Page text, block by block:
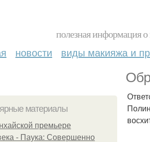
полезная информация
новости виды макияжа и
материалы
премьере
- Паука: Совершенно